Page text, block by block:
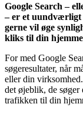
Google Search –
– er et uundværligt
gerne vil øge
kliks til din
For med Google
søgeresultater, når
eller din
det øjeblik, de
trafikken til din